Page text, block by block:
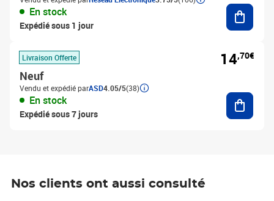
En stock
Expédié sous 1 jour
Livraison Offerte
Neuf
Vendu et expédié parASD4.05/5(38)
En stock
Expédié sous 7 jours
14,70€
Nos clients ont aussi consulté